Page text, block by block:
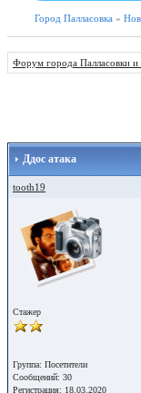
Город Палласовка »
Форум города Палласовки и
Ддос атака
tooth19
Стажер
Группа: Посетители
Сообщений: 30
Регистрация: 18.03.2020